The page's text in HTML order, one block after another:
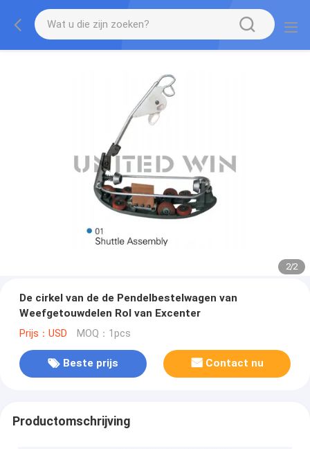
2/2
De cirkel van de de Pendelbestelwagen van
Weefgetouwdelen Rol van Excenter
Prijs：USD MOQ：1pcs
Beste prijs Contact nu
Productomschrijving